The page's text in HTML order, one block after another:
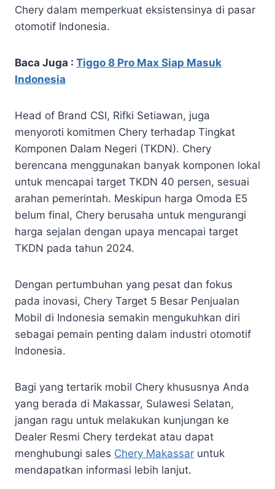
Chery dalam memperkuat eksistensinya di pasar
otomotif Indonesia.
Baca Juga : Tiggo 8 Pro Max Siap Masuk
Indonesia
Head of Brand CSI, Rifki Setiawan, juga
menyoroti komitmen Chery terhadap Tingkat
Komponen Dalam Negeri (TKDN). Chery
berencana menggunakan banyak komponen lokal
untuk mencapai target TKDN 40 persen, sesuai
arahan pemerintah. Meskipun harga Omoda E5
belum final, Chery berusaha untuk mengurangi
harga sejalan dengan upaya mencapai target
TKDN pada tahun 2024.
Dengan pertumbuhan yang pesat dan fokus
pada inovasi, Chery Target 5 Besar Penjualan
Mobil di Indonesia semakin mengukuhkan diri
sebagai pemain penting dalam industri otomotif
Indonesia.
Bagi yang tertarik mobil Chery khususnya Anda
yang berada di Makassar, Sulawesi Selatan,
jangan ragu untuk melakukan kunjungan ke
Dealer Resmi Chery terdekat atau dapat
menghubungi sales Chery Makassar untuk
mendapatkan informasi lebih lanjut.